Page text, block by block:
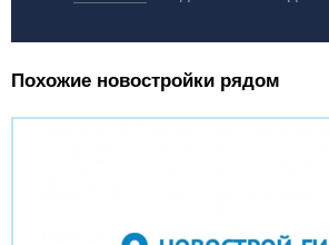
Похожие новостройки рядом